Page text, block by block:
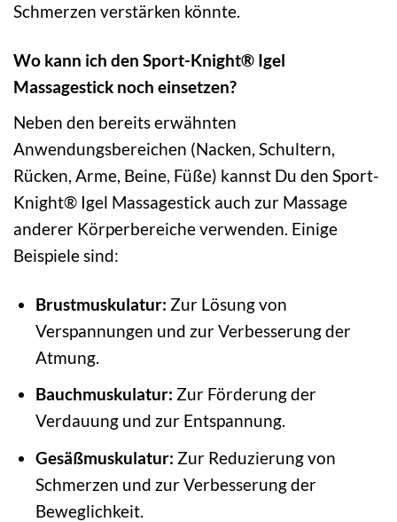
Schmerzen verstärken könnte.
Wo kann ich den Sport-Knight® Igel
Massagestick noch einsetzen?
Neben den bereits erwähnten
Anwendungsbereichen (Nacken, Schultern,
Rücken, Arme, Beine, Füße) kannst Du den Sport-
Knight® Igel Massagestick auch zur Massage
anderer Körperbereiche verwenden. Einige
Beispiele sind:
Brustmuskulatur: Zur Lösung von
Verspannungen und zur Verbesserung der
Atmung.
Bauchmuskulatur: Zur Förderung der
Verdauung und zur Entspannung.
Gesäßmuskulatur: Zur Reduzierung von
Schmerzen und zur Verbesserung der
Beweglichkeit.